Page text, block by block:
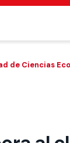
de Ciencias